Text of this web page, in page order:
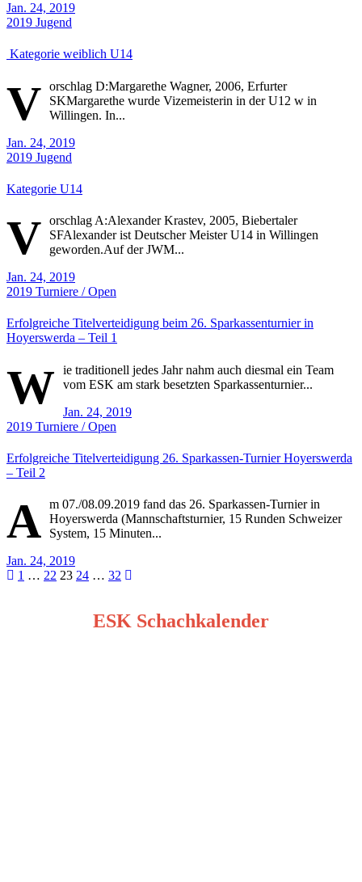
Jan. 24, 2019
2019 Jugend
Kategorie weiblich U14
V orschlag D:Margarethe Wagner, 2006, Erfurter
SKMargarethe wurde Vizemeisterin in der U12 w in
Willingen. In...
Jan. 24, 2019
2019 Jugend
Kategorie U14
V orschlag A:Alexander Krastev, 2005, Biebertaler
SFAlexander ist Deutscher Meister U14 in Willingen
geworden.Auf der JWM...
Jan. 24, 2019
2019 Turniere / Open
Erfolgreiche Titelverteidigung beim 26. Sparkassenturnier in
Hoyerswerda – Teil 1
W
ie traditionell jedes Jahr nahm auch diesmal ein Team
vom ESK am stark besetzten Sparkassenturnier...
Jan. 24, 2019
2019 Turniere / Open
Erfolgreiche Titelverteidigung 26. Sparkassen-Turnier Hoyerswerda
– Teil 2
A m 07./08.09.2019 fand das 26. Sparkassen-Turnier in
Hoyerswerda (Mannschaftsturnier, 15 Runden Schweizer
System, 15 Minuten...
Jan. 24, 2019
Seitennummerierung
1 … 22 23 24 … 32
ESK Schachkalender